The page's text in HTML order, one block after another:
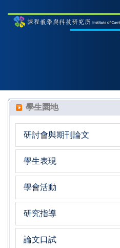
學生園地
研討會與期刊論文
學生表現
學會活動
研究指導
論文口試